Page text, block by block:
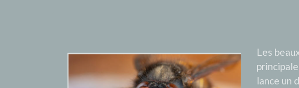
Les
lance un